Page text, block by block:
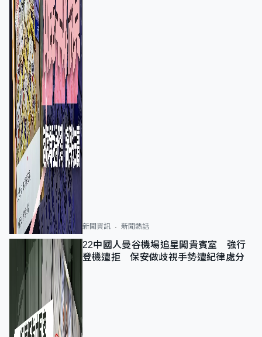
新聞資訊 新聞熱話
22中國人曼谷機場追星闖貴賓室 強行
登機遭拒 保安做歧視手勢遭紀律處分